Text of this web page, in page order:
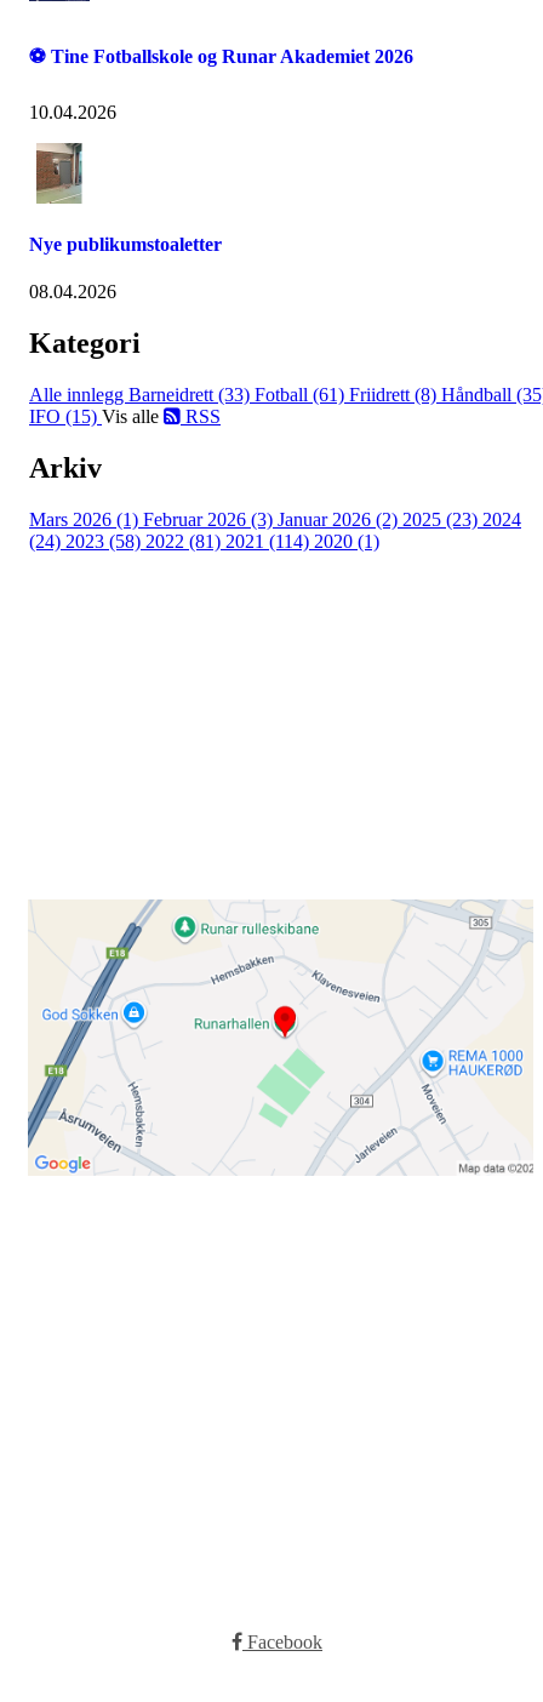
⚽ Tine Fotballskole og Runar Akademiet 2026
10.04.2026
Nye publikumstoaletter
08.04.2026
Kategori
Alle innlegg Barneidrett (33) Fotball (61) Friidrett (8) Håndball
IFO (15) Vis alle RSS
Arkiv
Mars 2026 (1) Februar 2026 (3) Januar 2026 (2) 2025 (23) 2024
(24) 2023 (58) 2022 (81) 2021 (114) 2020 (1)
Facebook